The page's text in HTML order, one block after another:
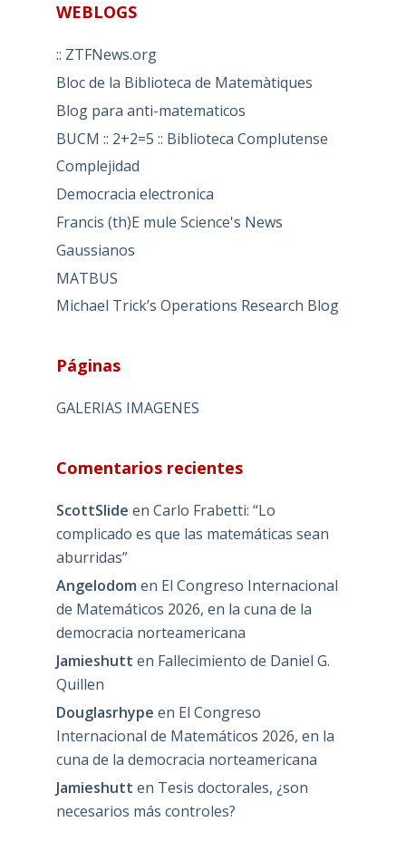
WEBLOGS
:: ZTFNews.org
Bloc de la Biblioteca de Matemàtiques
Blog para anti-matematicos
BUCM :: 2+2=5 :: Biblioteca Complutense
Complejidad
Democracia electronica
Francis (th)E mule Science's News
Gaussianos
MATBUS
Michael Trick’s Operations Research Blog
Páginas
GALERIAS IMAGENES
Comentarios recientes
ScottSlide en Carlo Frabetti: “Lo
complicado es que las matemáticas sean
aburridas”
Angelodom en El Congreso Internacional
de Matemáticos 2026, en la cuna de la
democracia norteamericana
Jamieshutt en Fallecimiento de Daniel G.
Quillen
Douglasrhype en El Congreso
Internacional de Matemáticos 2026, en la
cuna de la democracia norteamericana
Jamieshutt en Tesis doctorales, ¿son
necesarios más controles?